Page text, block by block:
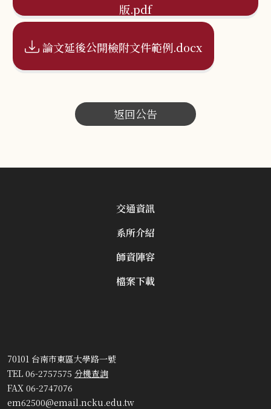
版.pdf
論文延後公開檢附文件範例.docx
返回公告
交通資訊
系所介紹
師資陣容
檔案下載
70101 台南市東區大學路一號
TEL 06-2757575 分機查詢
FAX 06-2747076
em62500@email.ncku.edu.tw